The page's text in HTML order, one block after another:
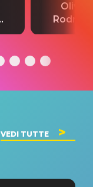
e
Olivia
testo,
VEDI TUTTE